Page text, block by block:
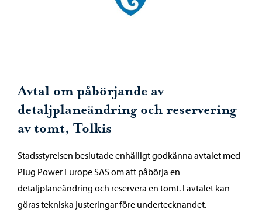
Avtal om påbörjande av
detaljplaneändring och reservering
av tomt, Tolkis
Stadsstyrelsen beslutade enhälligt godkänna avtalet med
Plug Power Europe SAS om att påbörja en
detaljplaneändring och reservera en tomt. I avtalet kan
göras tekniska justeringar före undertecknandet.